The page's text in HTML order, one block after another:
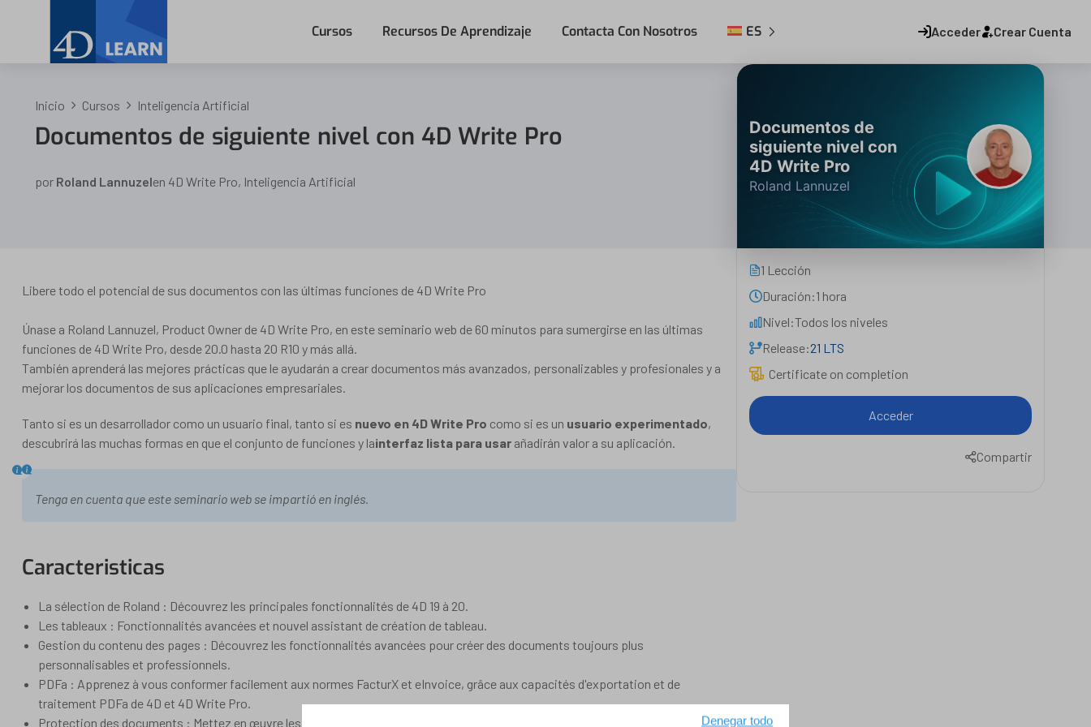
Cursos Recursos De Aprendizaje Contacta Con Nosotros ES Acceder Crear Cuenta
Inicio Cursos Inteligencia Artificial
Documentos de siguiente nivel con 4D Write Pro
por Roland Lannuzelen 4D Write Pro, Inteligencia Artificial
Libere todo el potencial de sus documentos con las últimas funciones de 4D Write Pro
Únase a Roland Lannuzel, Product Owner de 4D Write Pro, en este seminario web de 60 minutos para sumergirse en las últimas
funciones de 4D Write Pro, desde 20.0 hasta 20 R10 y más allá.
También aprenderá las mejores prácticas que le ayudarán a crear documentos más avanzados, personalizables y profesionales y a
mejorar los documentos de sus aplicaciones empresariales.
Tanto si es un desarrollador como un usuario final, tanto si es nuevo en 4D Write Pro como si es un usuario experimentado,
descubrirá las muchas formas en que el conjunto de funciones y lainterfaz lista para usar añadirán valor a su aplicación.
Tenga en cuenta que este seminario web se impartió en inglés.
Caracteristicas
La sélection de Roland : Découvrez les principales fonctionnalités de 4D 19 à 20.
Les tableaux : Fonctionnalités avancées et nouvel assistant de création de tableau.
Gestion du contenu des pages : Découvrez les fonctionnalités avancées pour créer des documents toujours plus
personnalisables et professionnels.
PDFa : Apprenez à vous conformer facilement aux normes FacturX et eInvoice, grâce aux capacités d'exportation et de
traitement PDFa de 4D et 4D Write Pro.
Protection des documents : Mettez en œuvre les meilleures pratiques pour protéger vos données sensibles.
Documentos de
siguiente nivel con
4D Write Pro
Roland Lannuzel
1 Lección
Duración:1 hora
Nivel:Todos los niveles
Release:21 LTS
Certificate on completion
Acceder
Compartir
Denegar todo